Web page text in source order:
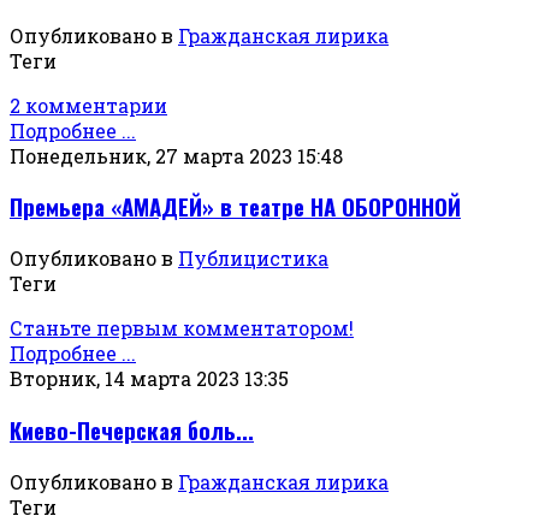
Опубликовано в Гражданская лирика
Теги
2 комментарии
Подробнее ...
Понедельник, 27 марта 2023 15:48
Премьера «АМАДЕЙ» в театре НА ОБОРОННОЙ
Опубликовано в Публицистика
Теги
Станьте первым комментатором!
Подробнее ...
Вторник, 14 марта 2023 13:35
Киево-Печерская боль...
Опубликовано в Гражданская лирика
Теги